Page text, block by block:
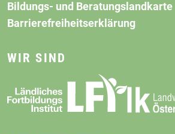
Bildungs- und Beratungslandkarte
Barrierefreiheitserklärung
WIR SIND